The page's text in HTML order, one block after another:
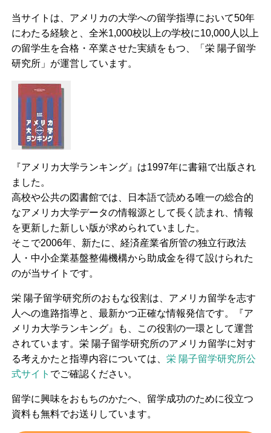
当サイトは、アメリカの大学への留学指導において50年
にわたる経験と、全米1,000校以上の学校に10,000人以上
の留学生を合格・卒業させた実績をもつ、「栄 陽子留学
研究所」が運営しています。
『アメリカ大学ランキング』は1997年に書籍で出版され
ました。
高校や公共の図書館では、日本語で読める唯一の総合的
なアメリカ大学データの情報源として長く読まれ、情報
を更新した新しい版が求められていました。
そこで2006年、新たに、経済産業省所管の独立行政法
人・中小企業基盤整備機構から助成金を得て設けられた
のが当サイトです。
栄 陽子留学研究所のおもな役割は、アメリカ留学を志す
人への進路指導と、最新かつ正確な情報発信です。『ア
メリカ大学ランキング』も、この役割の一環として運営
されています。栄 陽子留学研究所のアメリカ留学に対す
る考えかたと指導内容については、栄 陽子留学研究所公
式サイト でご確認ください。
留学に興味をおもちのかたへ、留学成功のために役立つ
資料も無料でお送りしています。